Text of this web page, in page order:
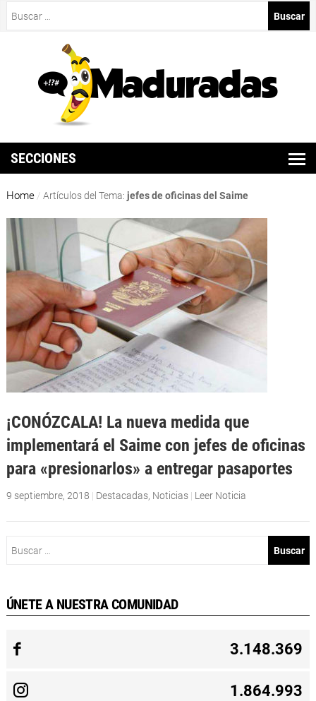
SECCIONES
Home / Artículos del Tema: jefes de oficinas del Saime
¡CONÓZCALA! La nueva medida que
implementará el Saime con jefes de oficinas
para «presionarlos» a entregar pasaportes
9 septiembre, 2018 | Destacadas, Noticias | Leer Noticia
ÚNETE A NUESTRA COMUNIDAD
3.148.369
1.864.993